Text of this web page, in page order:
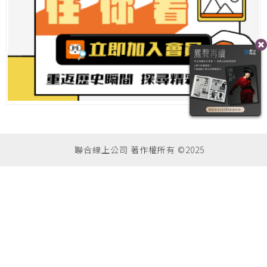
聯合線上公司 著作權所有 ©2025